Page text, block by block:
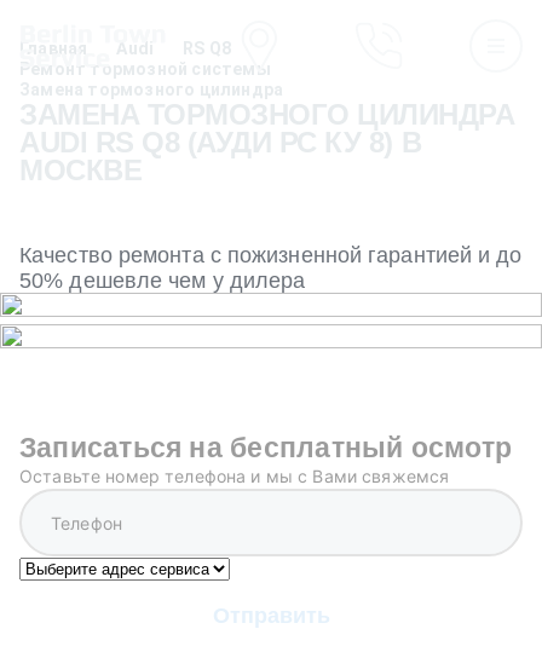
Главная Audi
RS Q8
Ремонт тормозной системы
Замена тормозного цилиндра
ЗАМЕНА ТОРМОЗНОГО ЦИЛИНДРА
AUDI RS Q8 (АУДИ РС КУ 8) В
МОСКВЕ
Качество ремонта с пожизненной гарантией и до
50% дешевле чем у дилера
Записаться на бесплатный осмотр
Оставьте номер телефона и мы с Вами свяжемся